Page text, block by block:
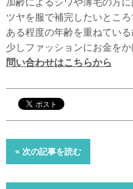
ツヤを服で補完したいところ
ある程度の年齢を重ねている
少しファッションにお金をか
問い合わせはこちらから
« 次の記事を読む